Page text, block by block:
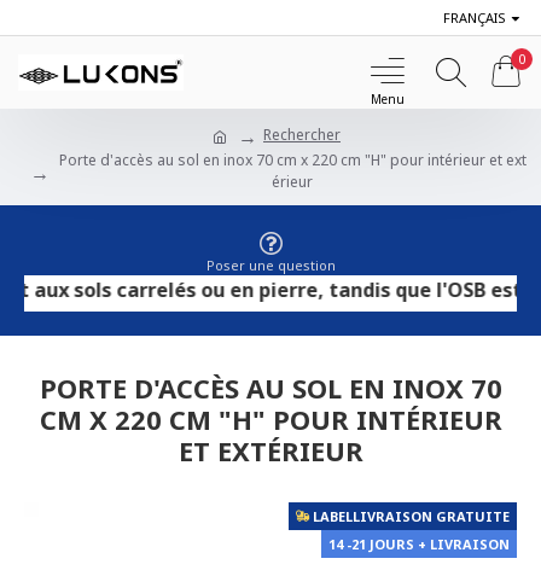
FRANÇAIS
0
Rechercher
Porte d'accès au sol en inox 70 cm x 220 cm "H" pour intérieur et ext
érieur
Poser une question
carrelés ou en pierre, tandis que l'OSB est
PORTE D'ACCÈS AU SOL EN INOX 70
CM X 220 CM "H" POUR INTÉRIEUR
ET EXTÉRIEUR
LABELLIVRAISON GRATUITE
14 -21 JOURS + LIVRAISON